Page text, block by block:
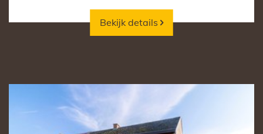
Bekijk details